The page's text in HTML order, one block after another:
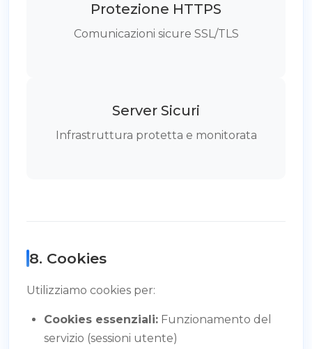
Protezione HTTPS
Comunicazioni sicure SSL/TLS
Server Sicuri
Infrastruttura protetta e monitorata
8. Cookies
Utilizziamo cookies per:
Cookies essenziali: Funzionamento del
servizio (sessioni utente)